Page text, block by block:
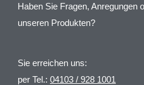
Haben Sie Fragen, Anregungen
unseren Produkten?
Sie erreichen uns:
per Tel.: 04103 / 928 1001